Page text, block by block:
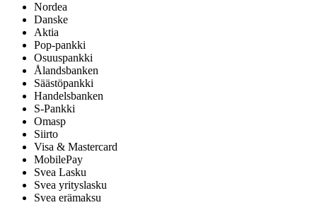
Nordea
Danske
Aktia
Pop-pankki
Osuuspankki
Ålandsbanken
Säästöpankki
Handelsbanken
S-Pankki
Omasp
Siirto
Visa & Mastercard
MobilePay
Svea Lasku
Svea yrityslasku
Svea erämaksu